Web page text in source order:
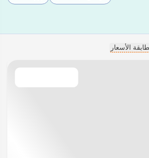
الأسعار